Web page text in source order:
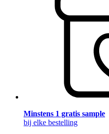
Minstens 1 gratis sample
bij elke bestelling